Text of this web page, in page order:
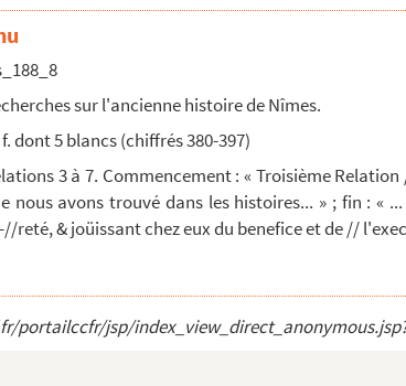
Joseph de La Ba...
».
».
de récits sép...
Port-Royal-des-C...
sur l'ancienne histoire de Nîmes.
f. dont 5 blancs (chiffrés 380-397)
3 à 7. Commencement : « Troisième
nous avons trouvé dans les histoires... » ; fin : «
reté, & joüissant chez eux du benefice et de //
portailccfr/jsp/